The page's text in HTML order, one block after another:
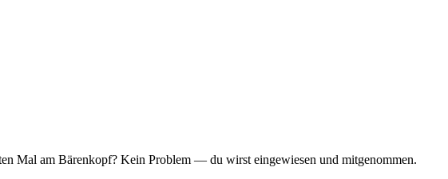
Mal am Bärenkopf? Kein Problem — du wirst eingewiesen und mitgenommen.